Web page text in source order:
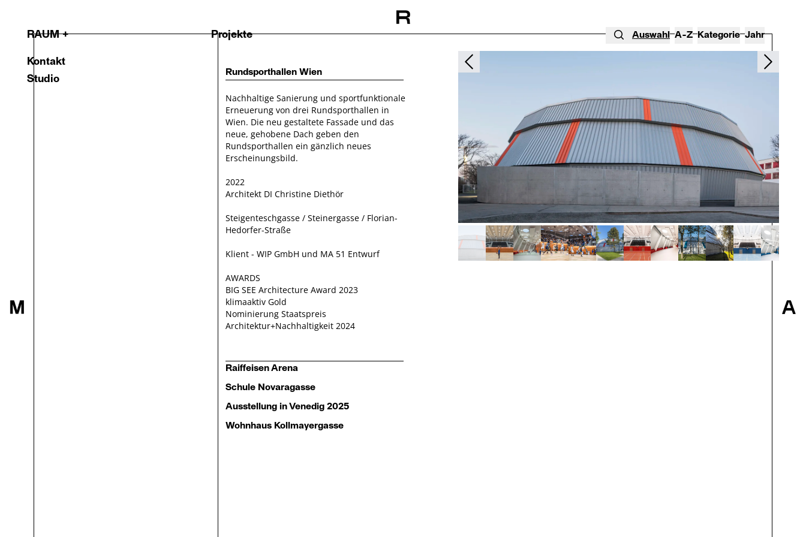
RAUM +
Kontakt
Studio
Projekte Auswahl A-Z Kategorie Jahr
Rundsporthallen Wien
Nachhaltige Sanierung und sportfunktionale
Erneuerung von drei Rundsporthallen in
Wien. Die neu gestaltete Fassade und das
neue, gehobene Dach geben den
Rundsporthallen ein gänzlich neues
Erscheinungsbild.
2022
Architekt DI Christine Diethör
Steigenteschgasse / Steinergasse / Florian-
Hedorfer-Straße
Klient - WIP GmbH und MA 51 Entwurf
AWARDS
BIG SEE Architecture Award 2023
klimaaktiv Gold
Nominierung Staatspreis
Architektur+Nachhaltigkeit 2024
Raiffeisen Arena
Schule Novaragasse
Ausstellung in Venedig 2025
Wohnhaus Kollmayergasse